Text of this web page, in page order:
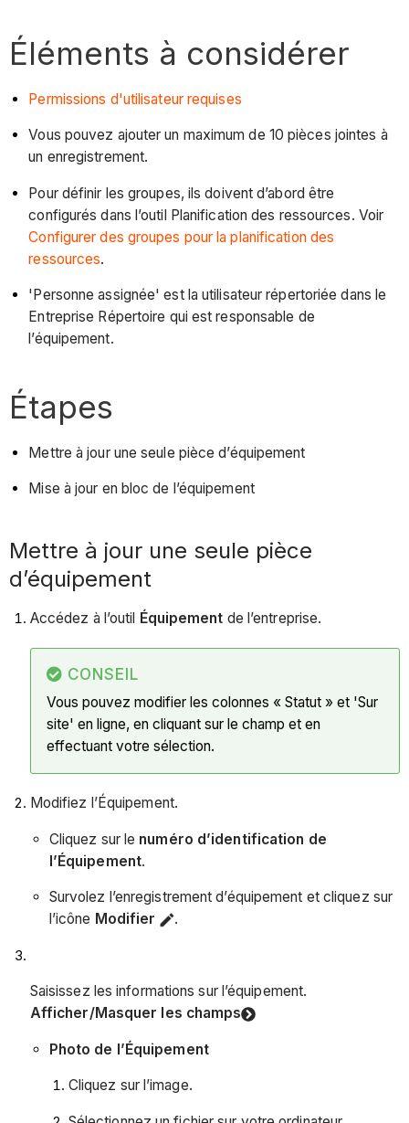
Éléments à considérer
Permissions d'utilisateur requises
Vous pouvez ajouter un maximum de 10 pièces jointes à
un enregistrement.
Pour définir les groupes, ils doivent d’abord être
configurés dans l’outil Planification des ressources. Voir
Configurer des groupes pour la planification des
ressources.
'Personne assignée' est la utilisateur répertoriée dans le
Entreprise Répertoire qui est responsable de
l’équipement.
Étapes
Mettre à jour une seule pièce d’équipement
Mise à jour en bloc de l’équipement
Mettre à jour une seule pièce
d’équipement
Accédez à l’outil Équipement de l’entreprise.
CONSEIL
Vous pouvez modifier les colonnes « Statut » et 'Sur
site' en ligne, en cliquant sur le champ et en
effectuant votre sélection.
Modifiez l’Équipement.
Cliquez sur le numéro d’identification de
l’Équipement.
Survolez l’enregistrement d’équipement et cliquez sur
l’icône Modifier .
Saisissez les informations sur l’équipement.
Afficher/Masquer les champs
Photo de l’Équipement
Cliquez sur l’image.